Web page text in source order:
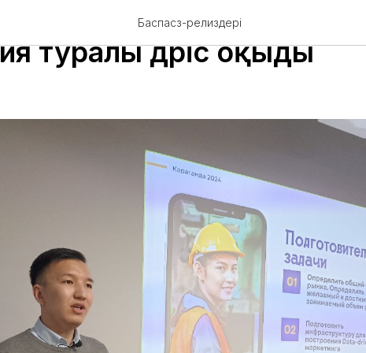
Баспасөз-релиздері
талдаушы
туралы дәріс оқыды